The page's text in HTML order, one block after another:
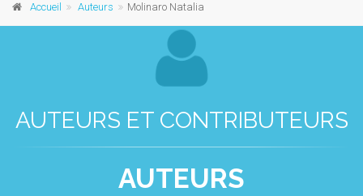
Accueil Auteurs Molinaro Natalia
AUTEURS ET CONTRIBUTEURS
AUTEURS